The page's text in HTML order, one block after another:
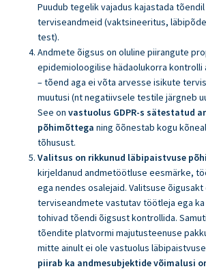
Puudub tegelik vajadus kajastada
terviseandmeid (vaktsineeritus,
test).
Andmete õigsus on oluline piirangute
epidemioloogilise hädaolukorra kontrolli
– tõend aga ei võta arvesse isikute
muutusi (nt negatiivsele testile järgneb
See on vastuolus GDPR-s sätestatud
põhimõttega ning õõnestab kogu
tõhusust.
Valitsus on rikkunud läbipaistvuse
kirjeldanud andmetöötluse eesmärke,
ega nendes osalejaid. Valitsuse õigusakt
terviseandmete vastutav töötleja ega ka
tohivad tõendi õigsust kontrollida.
tõendite platvormi majutusteenuse
mitte ainult ei ole vastuolus
piirab ka andmesubjektide võimalusi